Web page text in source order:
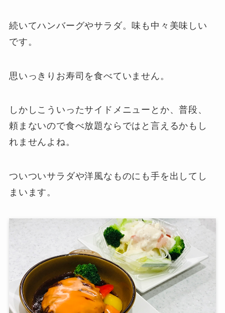
続いてハンバーグやサラダ。味も中々美味しい
です。
思いっきりお寿司を食べていません。
しかしこういったサイドメニューとか、普段、
頼まないので食べ放題ならではと言えるかもし
れませんよね。
ついついサラダや洋風なものにも手を出してし
まいます。